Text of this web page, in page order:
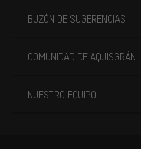
BUZÓN DE SUGERENCIAS
COMUNIDAD DE AQUISGRÁN
NUESTRO EQUIPO